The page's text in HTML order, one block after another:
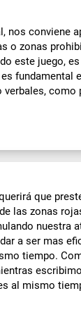
nos conviene
o zonas
este juego,
fundamental
que
las zonas
nuestra
a ser mas
tiempo.
al mismo